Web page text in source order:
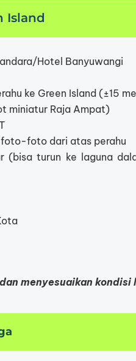
Island
Hotel Banyuwangi
ke Green Island (±15
miniatur Raja Ampat)
foto dari atas perahu
(bisa turun ke laguna
menyesuaikan kondisi